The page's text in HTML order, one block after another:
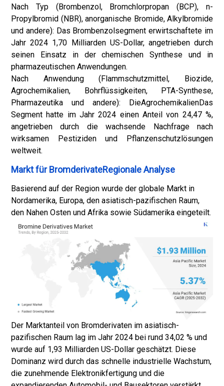
Nach Typ (Brombenzol, Bromchlorpropan (BCP), n-
Propylbromid (NBR), anorganische Bromide, Alkylbromide
und andere): Das Brombenzolsegment erwirtschaftete im
Jahr 2024 1,70 Milliarden US-Dollar, angetrieben durch
seinen Einsatz in der chemischen Synthese und in
pharmazeutischen Anwendungen.
Nach Anwendung (Flammschutzmittel, Biozide,
Agrochemikalien, Bohrflüssigkeiten, PTA-Synthese,
Pharmazeutika und andere): DieAgrochemikalienDas
Segment hatte im Jahr 2024 einen Anteil von 24,47 %,
angetrieben durch die wachsende Nachfrage nach
wirksamen Pestiziden und Pflanzenschutzlösungen
weltweit.
Markt für BromderivateRegionale Analyse
Basierend auf der Region wurde der globale Markt in
Nordamerika, Europa, den asiatisch-pazifischen Raum,
den Nahen Osten und Afrika sowie Südamerika eingeteilt.
Der Marktanteil von Bromderivaten im asiatisch-
pazifischen Raum lag im Jahr 2024 bei rund 34,02 % und
wurde auf 1,93 Milliarden US-Dollar geschätzt. Diese
Dominanz wird durch das schnelle industrielle Wachstum,
die zunehmende Elektronikfertigung und die